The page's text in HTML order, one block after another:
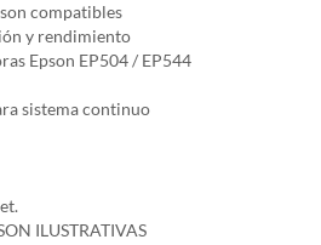
compatibles
y rendimiento
Epson EP504 / EP544
sistema continuo
ILUSTRATIVAS